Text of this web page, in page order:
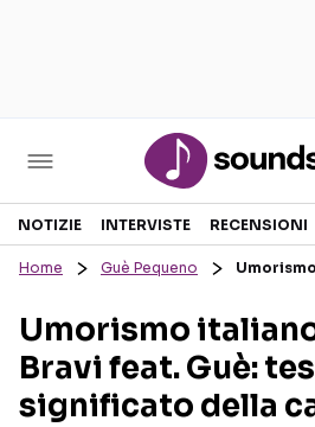
Sezioni
RECENSIONI MUSICALI
INTERVISTE
GOSSIP E CURIOSITÀ
NOTIZIE INTERVISTE RECENSIONI
Home Guè Pequeno
Umorismo
Bravi feat. Guè:
significato della